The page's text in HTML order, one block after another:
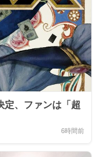
定、ファンは「超
6時間前